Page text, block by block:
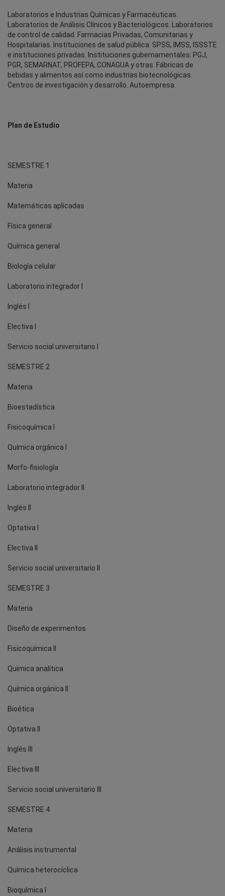
Laboratorios e Industrias Químicas y Farmacéuticas.
Laboratorios de Análisis Clínicos y Bacteriológicos. Laboratorios
de control de calidad. Farmacias Privadas, Comunitarias y
Hospitalarias. Instituciones de salud pública: SPSS, IMSS, ISSSTE
e instituciones privadas. Instituciones gubernamentales: PGJ,
PGR, SEMARNAT, PROFEPA, CONAGUA y otras. Fábricas de
bebidas y alimentos así como industrias biotecnológicas.
Centros de investigación y desarrollo. Autoempresa.
Plan de Estudio
SEMESTRE 1
Materia
Matemáticas aplicadas
Física general
Química general
Biología celular
Laboratorio integrador I
Inglés I
Electiva I
Servicio social universitario I
SEMESTRE 2
Materia
Bioestadística
Fisicoquímica I
Química orgánica I
Morfo-fisiología
Laboratorio integrador II
Inglés II
Optativa I
Electiva II
Servicio social universitario II
SEMESTRE 3
Materia
Diseño de experimentos
Fisicoquímica II
Química analítica
Química orgánica II
Bioética
Optativa II
Inglés III
Electiva III
Servicio social universitario III
SEMESTRE 4
Materia
Análisis instrumental
Química heterocíclica
Bioquímica I